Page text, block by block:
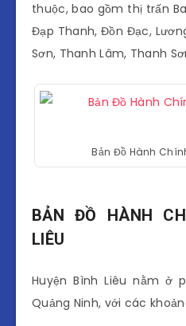
thuộc, bao gồm thị trấn
Đạp Thanh, Đồn Đạc,
Sơn, Thanh Lâm, Thanh
Bản Đồ Hành
BẢN ĐỒ HÀNH
LIÊU
Huyện Bình Liêu nằm ở
Quảng Ninh, với các